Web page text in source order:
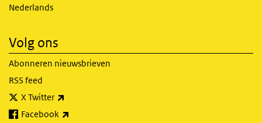
Nederlands
Volg ons
Abonneren nieuwsbrieven
RSS feed
X Twitter
Facebook